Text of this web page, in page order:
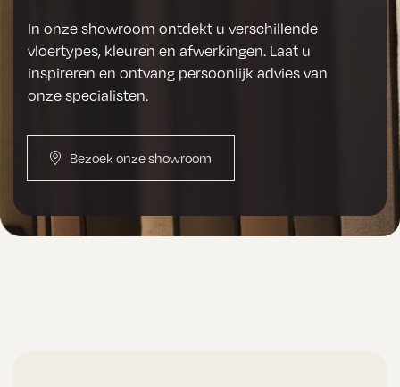
In onze showroom ontdekt u verschillende
vloertypes, kleuren en afwerkingen. Laat u
inspireren en ontvang persoonlijk advies van
onze specialisten.
Bezoek onze showroom